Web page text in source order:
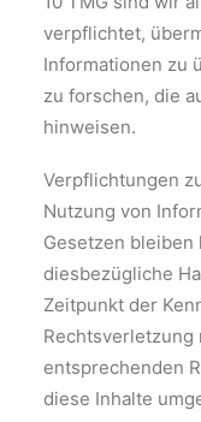
verpflichtet,
Informationen zu
zu forschen, die
hinweisen.
Verpflichtungen
Nutzung von
Gesetzen
diesbezügliche
Zeitpunkt der
Rechtsverletzung
entsprechenden
diese Inhalte